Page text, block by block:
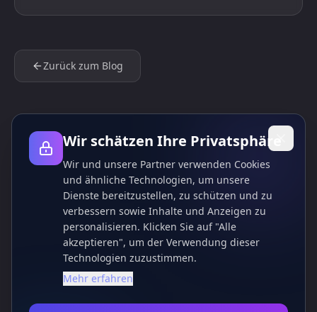
Zurück zum Blog
Wir schätzen Ihre Privatsphäre
Wir und unsere Partner verwenden Cookies
und ähnliche Technologien, um unsere
Dienste bereitzustellen, zu schützen und zu
verbessern sowie Inhalte und Anzeigen zu
personalisieren. Klicken Sie auf "Alle
akzeptieren", um der Verwendung dieser
Technologien zuzustimmen.
Mehr erfahren